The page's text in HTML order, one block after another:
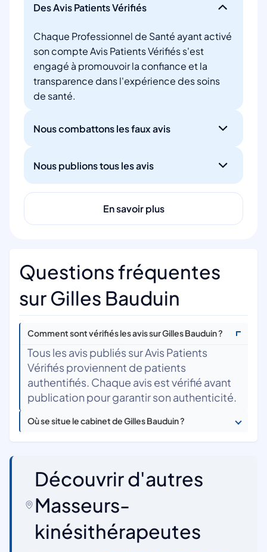
Des Avis Patients Vérifiés
Chaque Professionnel de Santé ayant activé
son compte Avis Patients Vérifiés s'est
engagé à promouvoir la confiance et la
transparence dans l'expérience des soins
de santé.
Nous combattons les faux avis
Nous publions tous les avis
En savoir plus
Questions fréquentes
sur Gilles Bauduin
Comment sont vérifiés les avis sur Gilles Bauduin ?
Tous les avis publiés sur Avis Patients
Vérifiés proviennent de patients
authentifiés. Chaque avis est vérifié avant
publication pour garantir son authenticité.
Où se situe le cabinet de Gilles Bauduin ?
Découvrir d'autres
Masseurs-
kinésithérapeutes